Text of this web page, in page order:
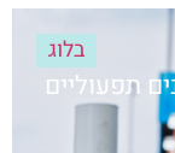
בלוג
תפעוליים